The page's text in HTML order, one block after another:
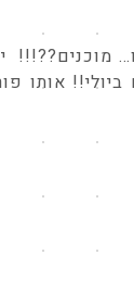
מוכנים??!!!
אותו